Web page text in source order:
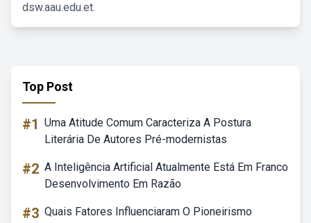
dsw.aau.edu.et.
Top Post
#1 Uma Atitude Comum Caracteriza A Postura
Literária De Autores Pré-modernistas
#2 A Inteligência Artificial Atualmente Está Em Franco
Desenvolvimento Em Razão
#3 Quais Fatores Influenciaram O Pioneirismo